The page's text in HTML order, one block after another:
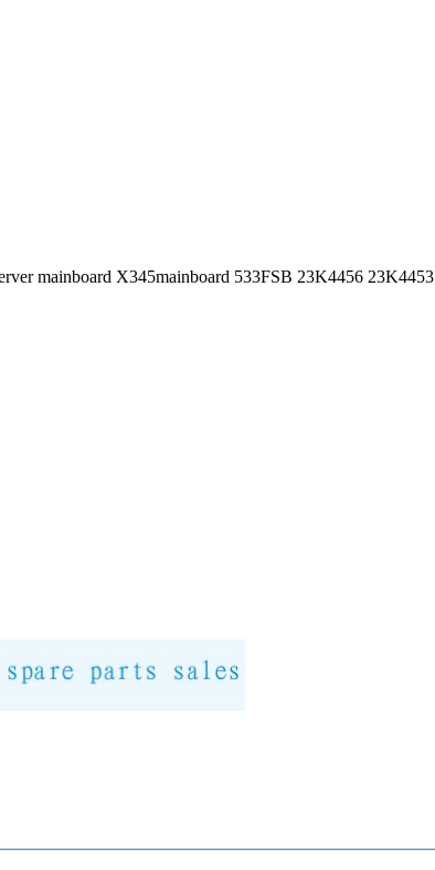
mainboard X345mainboard 533FSB 23K4456 23K4453